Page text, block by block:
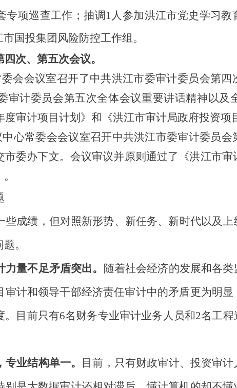
项巡查工作； 抽调 1人参加洪江市党史学习教
国投集团风险防控工作组。
四次、第五次会议。
会会议室召开了中共洪江市委审计委员会第四
审计委员会第五次全体会议重要讲话精神以及
度审计项目计划》 和 《洪江市审计局政府投资
心常委会会议室召开中共洪江市委审计委员
委办下文。会议审议并原则通过了《洪江市
些成绩，但对照新形势、新任务、新时代以及
。
量不足矛盾突出。
随着社会经济的发展和各
计和领导干部经济责任审计中的矛盾更为明
。目前只有6名 财务专业审计业务人员和2名工程
业结构单一。 目前， 只有财政审计、投资审计